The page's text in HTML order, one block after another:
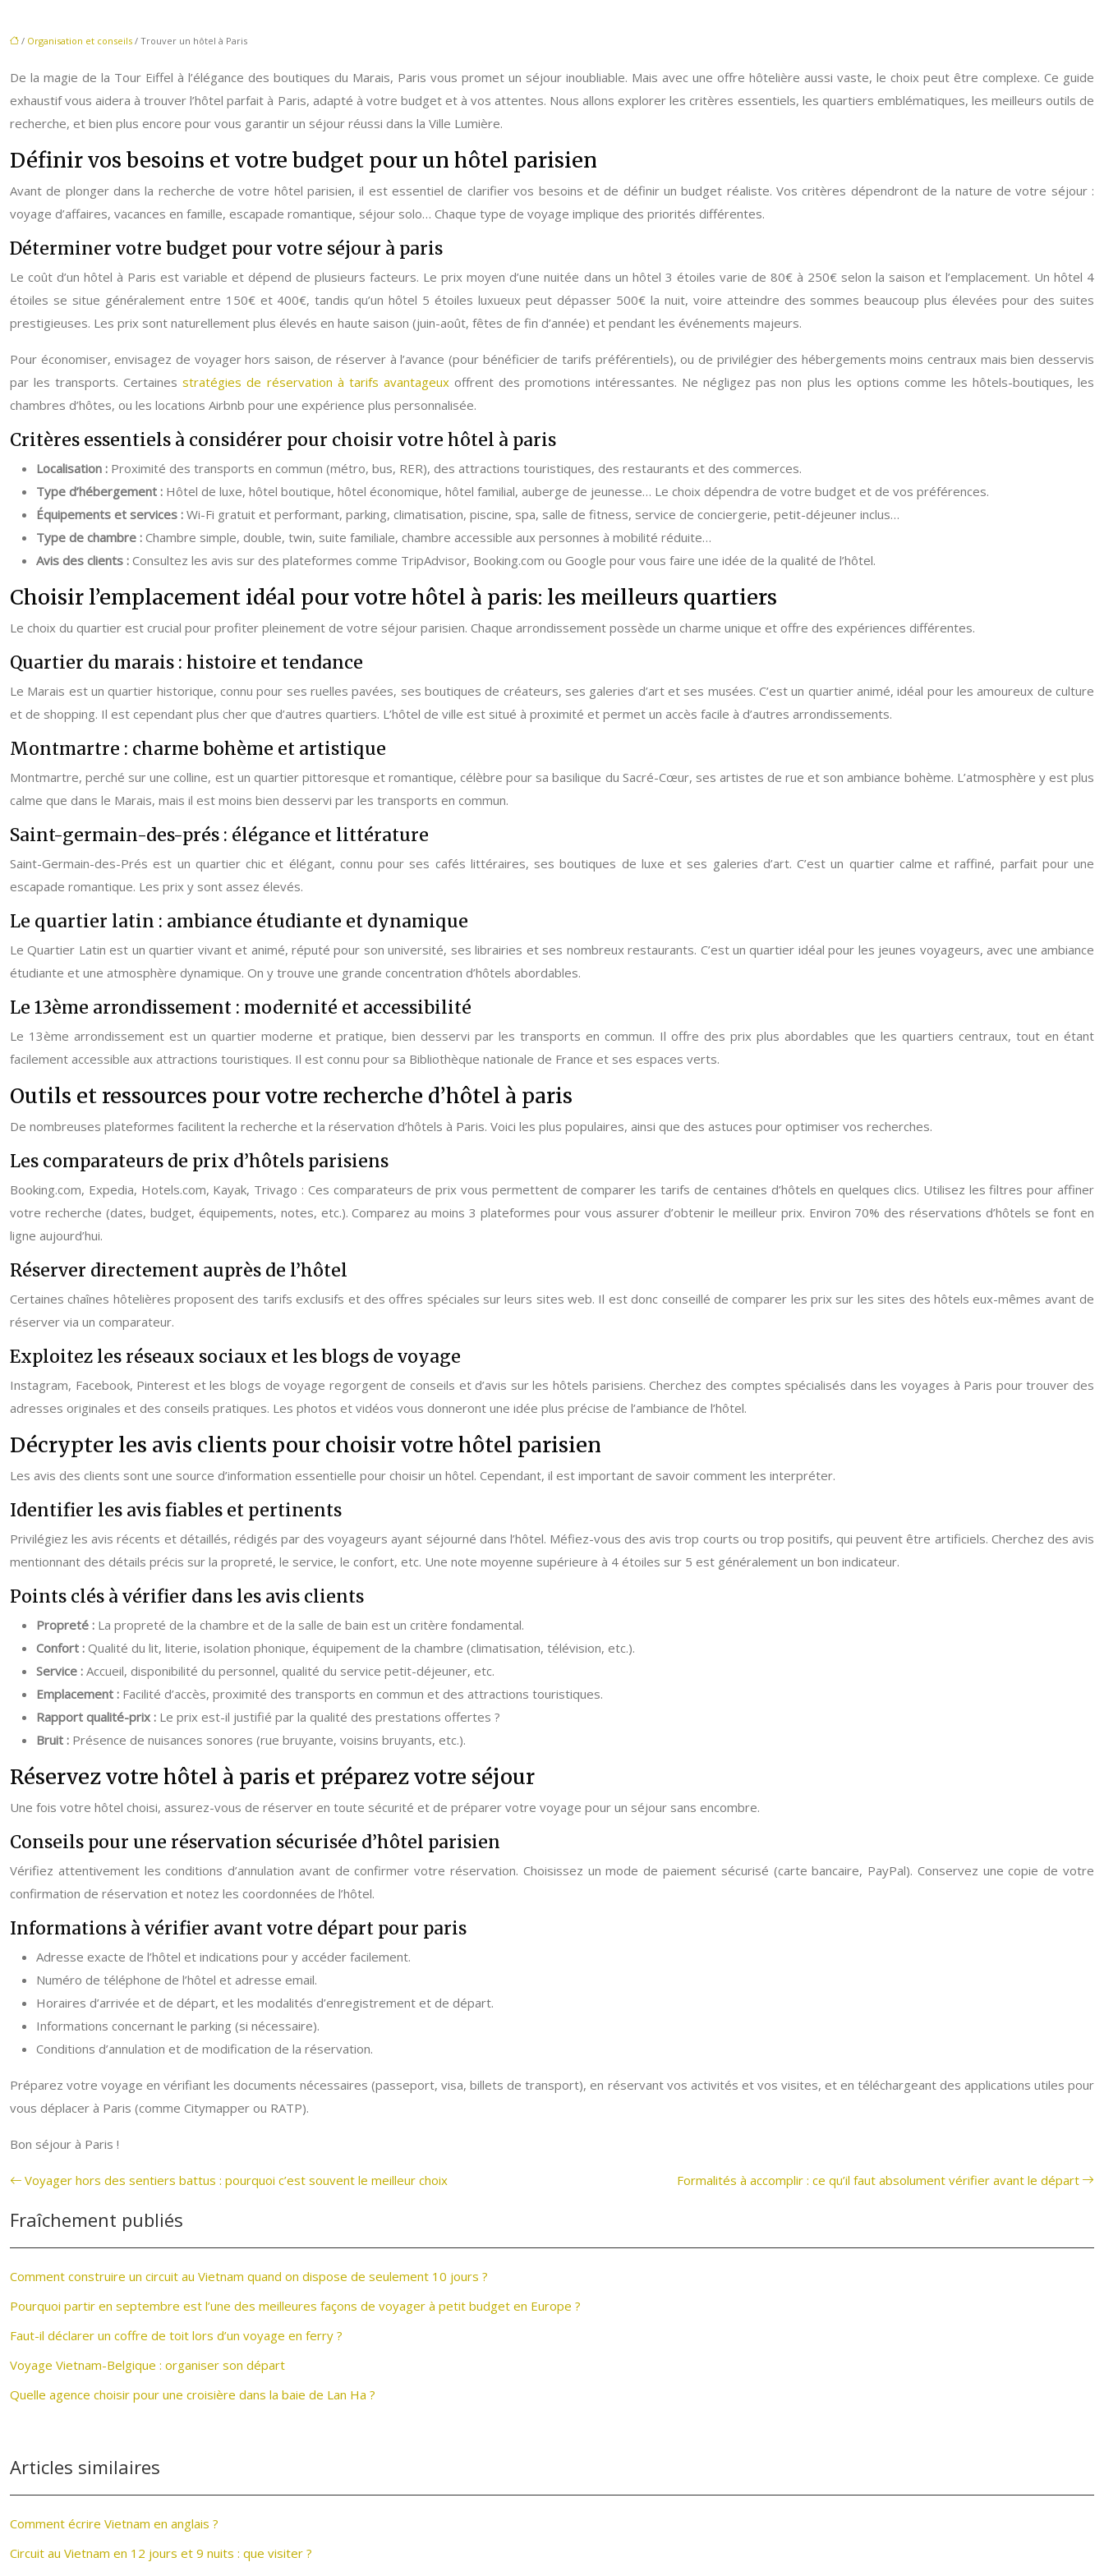
/ Organisation et conseils / Trouver un hôtel à Paris
De la magie de la Tour Eiffel à l’élégance des boutiques du Marais, Paris vous promet un séjour inoubliable. Mais avec une offre hôtelière aussi vaste, le choix peut être complexe. Ce guide
exhaustif vous aidera à trouver l’hôtel parfait à Paris, adapté à votre budget et à vos attentes. Nous allons explorer les critères essentiels, les quartiers emblématiques, les meilleurs outils de
recherche, et bien plus encore pour vous garantir un séjour réussi dans la Ville Lumière.
Définir vos besoins et votre budget pour un hôtel parisien
Avant de plonger dans la recherche de votre hôtel parisien, il est essentiel de clarifier vos besoins et de définir un budget réaliste. Vos critères dépendront de la nature de votre séjour :
voyage d’affaires, vacances en famille, escapade romantique, séjour solo… Chaque type de voyage implique des priorités différentes.
Déterminer votre budget pour votre séjour à paris
Le coût d’un hôtel à Paris est variable et dépend de plusieurs facteurs. Le prix moyen d’une nuitée dans un hôtel 3 étoiles varie de 80€ à 250€ selon la saison et l’emplacement. Un hôtel 4
étoiles se situe généralement entre 150€ et 400€, tandis qu’un hôtel 5 étoiles luxueux peut dépasser 500€ la nuit, voire atteindre des sommes beaucoup plus élevées pour des suites
prestigieuses. Les prix sont naturellement plus élevés en haute saison (juin-août, fêtes de fin d’année) et pendant les événements majeurs.
Pour économiser, envisagez de voyager hors saison, de réserver à l’avance (pour bénéficier de tarifs préférentiels), ou de privilégier des hébergements moins centraux mais bien desservis
par les transports. Certainesstratégies de réservation à tarifs avantageuxoffrent des promotions intéressantes. Ne négligez pas non plus les options comme les hôtels-boutiques, les
chambres d’hôtes, ou les locations Airbnb pour une expérience plus personnalisée.
Critères essentiels à considérer pour choisir votre hôtel à paris
Localisation : Proximité des transports en commun (métro, bus, RER), des attractions touristiques, des restaurants et des commerces.
Type d’hébergement : Hôtel de luxe, hôtel boutique, hôtel économique, hôtel familial, auberge de jeunesse… Le choix dépendra de votre budget et de vos préférences.
Équipements et services : Wi-Fi gratuit et performant, parking, climatisation, piscine, spa, salle de fitness, service de conciergerie, petit-déjeuner inclus…
Type de chambre : Chambre simple, double, twin, suite familiale, chambre accessible aux personnes à mobilité réduite…
Avis des clients : Consultez les avis sur des plateformes comme TripAdvisor, Booking.com ou Google pour vous faire une idée de la qualité de l’hôtel.
Choisir l’emplacement idéal pour votre hôtel à paris: les meilleurs quartiers
Le choix du quartier est crucial pour profiter pleinement de votre séjour parisien. Chaque arrondissement possède un charme unique et offre des expériences différentes.
Quartier du marais : histoire et tendance
Le Marais est un quartier historique, connu pour ses ruelles pavées, ses boutiques de créateurs, ses galeries d’art et ses musées. C’est un quartier animé, idéal pour les amoureux de culture
et de shopping. Il est cependant plus cher que d’autres quartiers. L’hôtel de ville est situé à proximité et permet un accès facile à d’autres arrondissements.
Montmartre : charme bohème et artistique
Montmartre, perché sur une colline, est un quartier pittoresque et romantique, célèbre pour sa basilique du Sacré-Cœur, ses artistes de rue et son ambiance bohème. L’atmosphère y est plus
calme que dans le Marais, mais il est moins bien desservi par les transports en commun.
Saint-germain-des-prés : élégance et littérature
Saint-Germain-des-Prés est un quartier chic et élégant, connu pour ses cafés littéraires, ses boutiques de luxe et ses galeries d’art. C’est un quartier calme et raffiné, parfait pour une
escapade romantique. Les prix y sont assez élevés.
Le quartier latin : ambiance étudiante et dynamique
Le Quartier Latin est un quartier vivant et animé, réputé pour son université, ses librairies et ses nombreux restaurants. C’est un quartier idéal pour les jeunes voyageurs, avec une ambiance
étudiante et une atmosphère dynamique. On y trouve une grande concentration d’hôtels abordables.
Le 13ème arrondissement : modernité et accessibilité
Le 13ème arrondissement est un quartier moderne et pratique, bien desservi par les transports en commun. Il offre des prix plus abordables que les quartiers centraux, tout en étant
facilement accessible aux attractions touristiques. Il est connu pour sa Bibliothèque nationale de France et ses espaces verts.
Outils et ressources pour votre recherche d’hôtel à paris
De nombreuses plateformes facilitent la recherche et la réservation d’hôtels à Paris. Voici les plus populaires, ainsi que des astuces pour optimiser vos recherches.
Les comparateurs de prix d’hôtels parisiens
Booking.com, Expedia, Hotels.com, Kayak, Trivago : Ces comparateurs de prix vous permettent de comparer les tarifs de centaines d’hôtels en quelques clics. Utilisez les filtres pour affiner
votre recherche (dates, budget, équipements, notes, etc.). Comparez au moins 3 plateformes pour vous assurer d’obtenir le meilleur prix. Environ 70% des réservations d’hôtels se font en
ligne aujourd’hui.
Réserver directement auprès de l’hôtel
Certaines chaînes hôtelières proposent des tarifs exclusifs et des offres spéciales sur leurs sites web. Il est donc conseillé de comparer les prix sur les sites des hôtels eux-mêmes avant de
réserver via un comparateur.
Exploitez les réseaux sociaux et les blogs de voyage
Instagram, Facebook, Pinterest et les blogs de voyage regorgent de conseils et d’avis sur les hôtels parisiens. Cherchez des comptes spécialisés dans les voyages à Paris pour trouver des
adresses originales et des conseils pratiques. Les photos et vidéos vous donneront une idée plus précise de l’ambiance de l’hôtel.
Décrypter les avis clients pour choisir votre hôtel parisien
Les avis des clients sont une source d’information essentielle pour choisir un hôtel. Cependant, il est important de savoir comment les interpréter.
Identifier les avis fiables et pertinents
Privilégiez les avis récents et détaillés, rédigés par des voyageurs ayant séjourné dans l’hôtel. Méfiez-vous des avis trop courts ou trop positifs, qui peuvent être artificiels. Cherchez des avis
mentionnant des détails précis sur la propreté, le service, le confort, etc. Une note moyenne supérieure à 4 étoiles sur 5 est généralement un bon indicateur.
Points clés à vérifier dans les avis clients
Propreté : La propreté de la chambre et de la salle de bain est un critère fondamental.
Confort : Qualité du lit, literie, isolation phonique, équipement de la chambre (climatisation, télévision, etc.).
Service : Accueil, disponibilité du personnel, qualité du service petit-déjeuner, etc.
Emplacement : Facilité d’accès, proximité des transports en commun et des attractions touristiques.
Rapport qualité-prix : Le prix est-il justifié par la qualité des prestations offertes ?
Bruit : Présence de nuisances sonores (rue bruyante, voisins bruyants, etc.).
Réservez votre hôtel à paris et préparez votre séjour
Une fois votre hôtel choisi, assurez-vous de réserver en toute sécurité et de préparer votre voyage pour un séjour sans encombre.
Conseils pour une réservation sécurisée d’hôtel parisien
Vérifiez attentivement les conditions d’annulation avant de confirmer votre réservation. Choisissez un mode de paiement sécurisé (carte bancaire, PayPal). Conservez une copie de votre
confirmation de réservation et notez les coordonnées de l’hôtel.
Informations à vérifier avant votre départ pour paris
Adresse exacte de l’hôtel et indications pour y accéder facilement.
Numéro de téléphone de l’hôtel et adresse email.
Horaires d’arrivée et de départ, et les modalités d’enregistrement et de départ.
Informations concernant le parking (si nécessaire).
Conditions d’annulation et de modification de la réservation.
Préparez votre voyage en vérifiant les documents nécessaires (passeport, visa, billets de transport), en réservant vos activités et vos visites, et en téléchargeant des applications utiles pour
vous déplacer à Paris (comme Citymapper ou RATP).
Bon séjour à Paris !
Voyager hors des sentiers battus : pourquoi c’est souvent le meilleur choix Formalités à accomplir : ce qu’il faut absolument vérifier avant le départ
Fraîchement publiés
Comment construire un circuit au Vietnam quand on dispose de seulement 10 jours ?
Pourquoi partir en septembre est l’une des meilleures façons de voyager à petit budget en Europe ?
Faut-il déclarer un coffre de toit lors d’un voyage en ferry ?
Voyage Vietnam-Belgique : organiser son départ
Quelle agence choisir pour une croisière dans la baie de Lan Ha ?
Articles similaires
Comment écrire Vietnam en anglais ?
Circuit au Vietnam en 12 jours et 9 nuits : que visiter ?